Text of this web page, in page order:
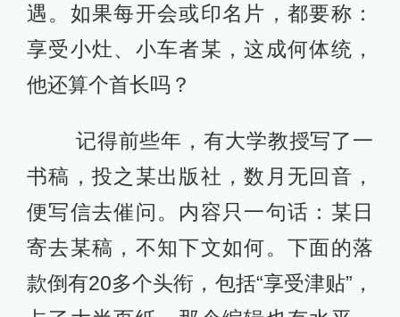
遇。如果每开会或印名片，都要称：
享受小灶、小车者某，这成何体统，
他还算个首长吗？
记得前些年，有大学教授写了一
书稿，投之某出版社，数月无回音，
便写信去催问。内容只一句话：某日
寄去某稿，不知下文如何。下面的落
款倒有20多个头衔，包括“享受津贴”，